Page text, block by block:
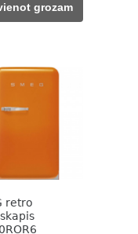
€.
469,00 €.
grozam
retro